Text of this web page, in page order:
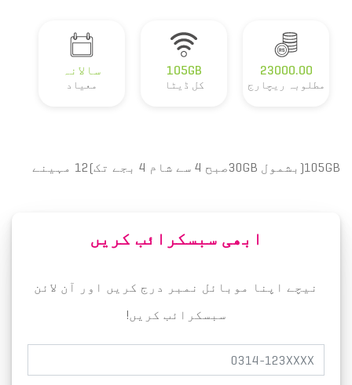
23000.00
مطلوبہ ریچارج
105GB
کل ڈیٹا
سالانہ
معیاد
105GB(بشمول 30GBصبح 4 سے شام 4 بجے تک)12 مہینے
ابھی سبسکرائب کریں
نیچے اپنا موبائل نمبر درج کریں اور آن لائن
سبسکرائب کریں!